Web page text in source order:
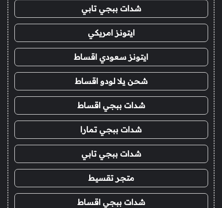
شدات ببجي تابي
ايتونز امريكي
ايتونز سعودي اقساط
شحن يلا لودو اقساط
شدات ببجي اقساط
شدات ببجي تمارا
شدات ببجي تابي
متجر تقسيط
شدات ببجي اقساط